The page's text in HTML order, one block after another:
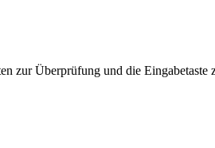
zur Überprüfung und die Eingabetaste